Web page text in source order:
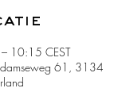
10:15 CEST
61, 3134